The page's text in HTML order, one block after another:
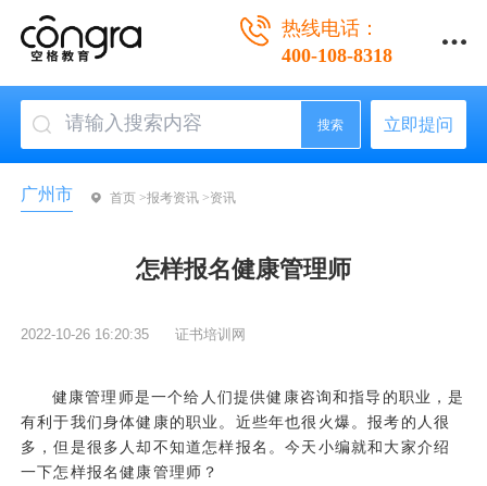
热线电话：
400-108-8318
搜索 立即提问
广州市 首页 >报考资讯 >资讯
怎样报名健康管理师
2022-10-26 16:20:35 证书培训网
健康管理师是一个给人们提供健康咨询和指导的职业，是
有利于我们身体健康的职业。近些年也很火爆。报考的人很
多，但是很多人却不知道怎样报名。今天小编就和大家介绍
一下怎样报名健康管理师？